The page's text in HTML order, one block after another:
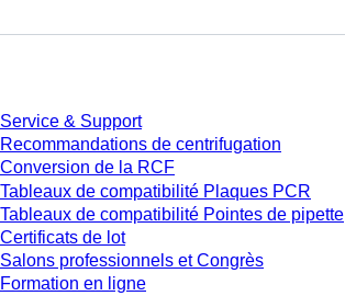
Service & Support
Recommandations de centrifugation
Conversion de la RCF
Tableaux de compatibilité Plaques PCR
Tableaux de compatibilité Pointes de pipette
Certificats de lot
Salons professionnels et Congrès
Formation en ligne